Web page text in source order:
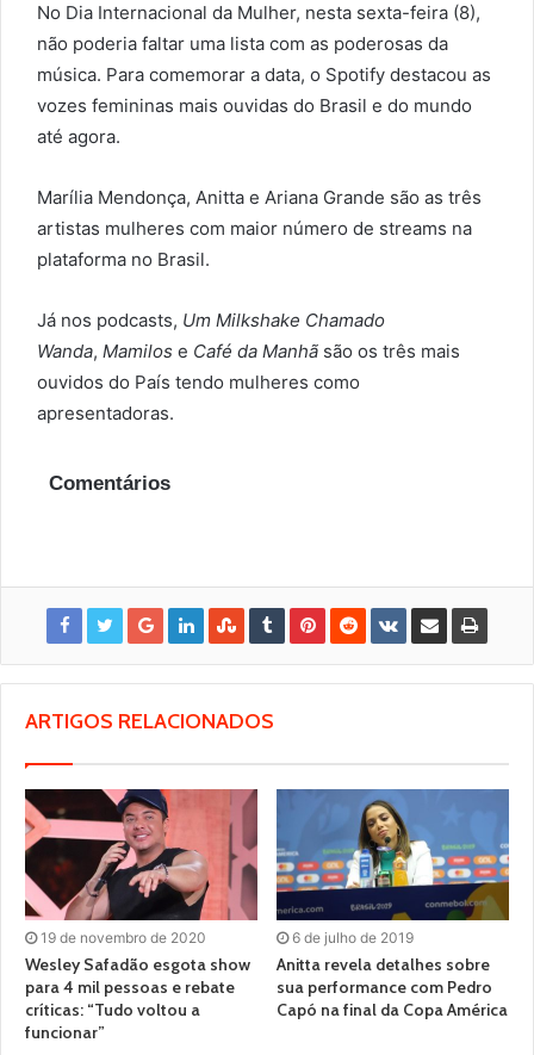
No Dia Internacional da Mulher, nesta sexta-feira (8),
não poderia faltar uma lista com as poderosas da
música. Para comemorar a data, o Spotify destacou as
vozes femininas mais ouvidas do Brasil e do mundo
até agora.
Marília Mendonça, Anitta e Ariana Grande são as três
artistas mulheres com maior número de streams na
plataforma no Brasil.
Já nos podcasts, Um Milkshake Chamado
Wanda, Mamilos e Café da Manhã são os três mais
ouvidos do País tendo mulheres como
apresentadoras.
Comentários
ARTIGOS RELACIONADOS
19 de novembro de 2020
Wesley Safadão esgota show
para 4 mil pessoas e rebate
críticas: “Tudo voltou a
funcionar”
6 de julho de 2019
Anitta revela detalhes sobre
sua performance com Pedro
Capó na final da Copa América